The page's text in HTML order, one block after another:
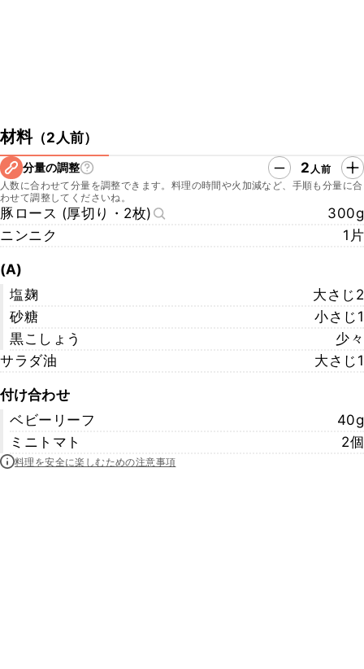
材料（2人前）
分量の調整 2 人前
人数に合わせて分量を調整できます。料理の時間や火加減など、手順も分量に合
わせて調整してくださいね。
豚ロース (厚切り・2枚)
300g
ニンニク
1片
(A)
塩麹
大さじ2
砂糖
小さじ1
黒こしょう
少々
サラダ油
大さじ1
付け合わせ
ベビーリーフ
40g
ミニトマト
2個
料理を安全に楽しむための注意事項